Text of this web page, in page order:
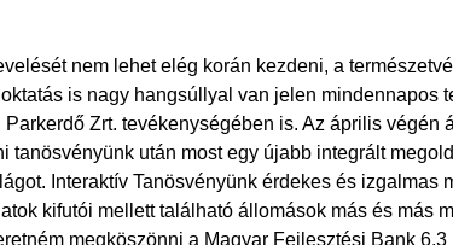
nem lehet elég korán kezdeni, a
is nagy hangsúllyal van jelen mindennapos
Zrt. tevékenységében is. Az április végén
tanösvényünk után most egy újabb integrált
Interaktív Tanösvényünk érdekes és izgalmas
kifutói mellett található állomások más és más
megköszönni a Magyar Fejlesztési Bank